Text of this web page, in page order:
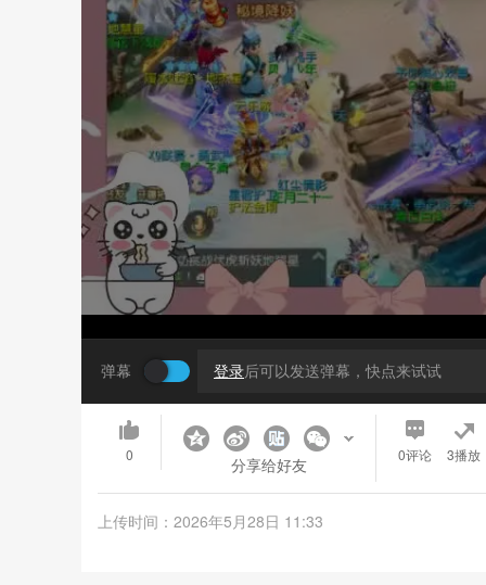
弹幕 登录后可以发送弹幕，快点来试试
0 分享给好友 0评论 3播放
上传时间：2026年5月28日 11:33